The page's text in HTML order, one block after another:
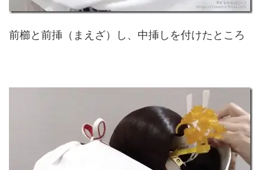
前櫛と前挿（まえざ）し、中挿しを付けたところ